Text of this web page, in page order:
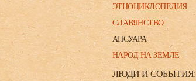
ЭТНОЦИКЛОПЕДИЯ
СЛАВЯНСТВО
АПСУАРА
НАРОД НА ЗЕМЛЕ
ЛЮДИ И СОБЫТИЯ: